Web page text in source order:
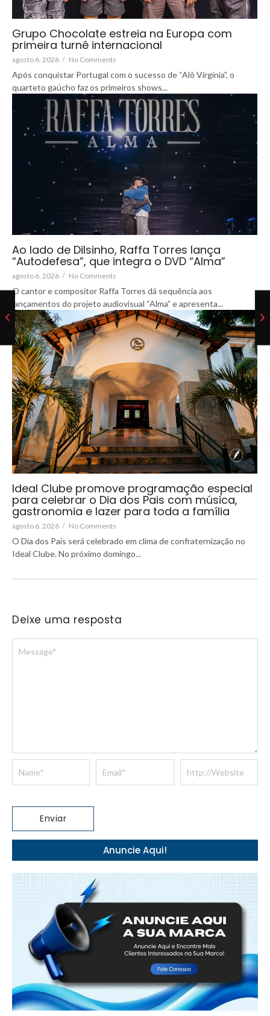
Grupo Chocolate estreia na Europa com
primeira turnê internacional
agosto 6, 2026 / No Comments
Após conquistar Portugal com o sucesso de “Alô Virgínia”, o
quarteto gaúcho faz os primeiros shows...
Ao lado de Dilsinho, Raffa Torres lança
“Autodefesa”, que integra o DVD “Alma”
agosto 6, 2026 / No Comments
O cantor e compositor Raffa Torres dá sequência aos
lançamentos do projeto audiovisual “Alma” e apresenta...
Ideal Clube promove programação especial
para celebrar o Dia dos Pais com música,
gastronomia e lazer para toda a família
agosto 6, 2026 / No Comments
O Dia dos Pais será celebrado em clima de confraternização no
Ideal Clube. No próximo domingo...
Deixe uma resposta
Anuncie Aqui!